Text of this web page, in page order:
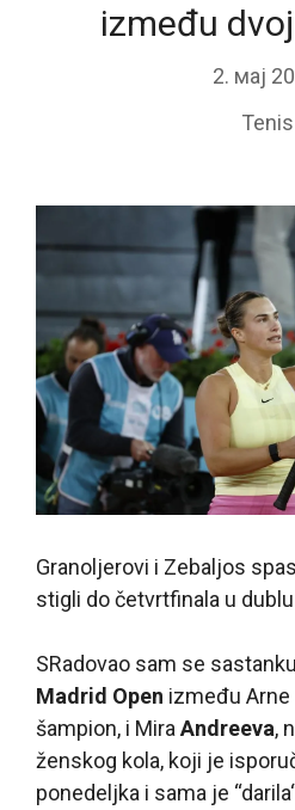
između
2. мај
Tenis
Granoljerovi i Zebaljos
stigli do četvrtfinala u dublu
SRadovao sam se sastanku
Madrid Open između Arne
šampion, i Mira Andreeva,
ženskog kola, koji je
ponedeljka i sama je